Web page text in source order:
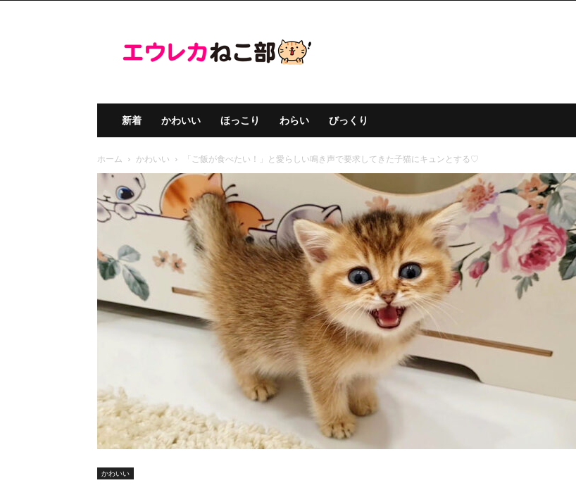
ウ
レ
こ
部
新着 かわいい ほっこり わらい びっくり
ホーム かわいい 「ご飯が食べたい！」と愛らしい鳴き声で要求してきた子猫にキュンとする♡
かわいい